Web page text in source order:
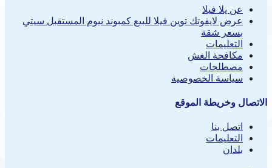
عن يلا فيلا
عرض لايفوتك توين فيلا للبيع كمبوند نيوم المستقبل سيتي
بسعر شقة
التعليمات
مكافحة الغش
مصطلحات
سياسة الخصوصية
الاتصال وخريطة الموقع
اتصل بنا
التعليمات
بلدان